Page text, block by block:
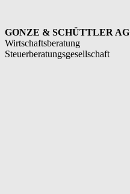
GONZE & SCHÜTTLER AG
Wirtschaftsberatung
Steuerberatungsgesellschaft